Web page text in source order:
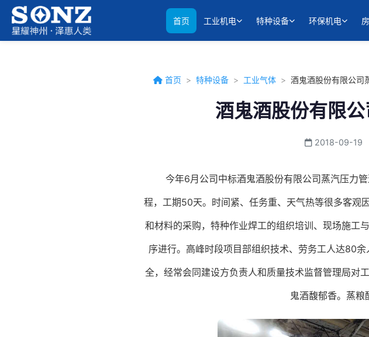
首页 工业机电 特种设备 环保机电
首页 > 特种设备 > 工业气体 > 酒鬼酒股份有限公司
酒鬼酒股份有限
2018-09-19
今年6月公司中标酒鬼酒股份有限公司蒸汽压力
程，工期50天。时间紧、任务重、天气热等很多客观
和材料的采购，特种作业焊工的组织培训、现场施工
序进行。高峰时段项目部组织技术、劳务工人达80
全，经常会同建设方负责人和质量技术监督管理局对
鬼酒馥郁香。蒸粮